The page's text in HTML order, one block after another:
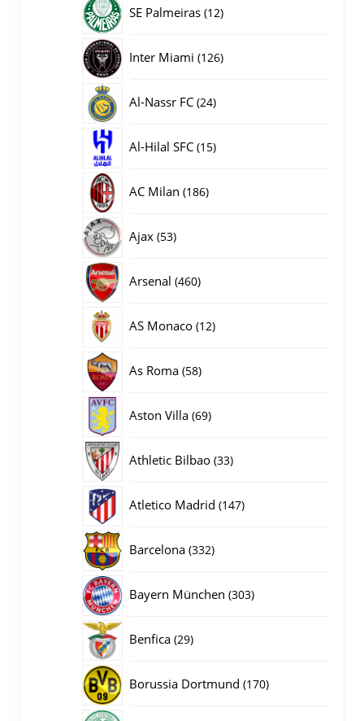
SE Palmeiras 1212
Inter Miami 126126
Al-Nassr FC 2424
Al-Hilal SFC 1515
AC Milan 186186
Ajax 5353
Arsenal 460460
AS Monaco 1212
As Roma 5858
Aston Villa 6969
Athletic Bilbao 3333
Atletico Madrid 147147
Barcelona 332332
Bayern München 303303
Benfica 2929
Borussia Dortmund 170170